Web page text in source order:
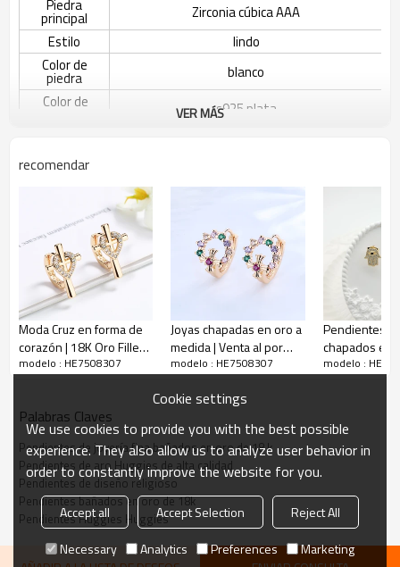
Piedra
principal
Zirconia cúbica AAA
Estilo
lindo
Color de
piedra
blanco
Color de
s925 plata
Descripción de los pendientes de botón cuadrados de plata
VER MÁS
recomendar
Moda Cruz en forma de
corazón | 18K Oro Filled
Huggies Pendientes |
Mujeres
modelo : HE7508307
Joyas chapadas en oro a
medida | Venta al por
mayor Pendientes
Mujer Oración Católica
de buena calidad
chapados en oro de 18
quilates con circonita
cúbica AAA para perforar
orejas
modelo : HE7508307
Pendientes
chapados en
Religiosos
modelo :
Palabras Claves
Pendientes de joyería fina bañados en oro de 18 k
Pendientes de aro Huggies de alta calidad
Pendientes de diseño religioso
Pendientes bañados en oro de 18k
Pendientes Huggies Huggies
Cookie settings
We use cookies to provide you with the best possible
experience. They also allow us to analyze user behavior in
order to constantly improve the website for you.
Accept all Accept Selection
Reject All
Necessary
Analytics Preferences Marketing